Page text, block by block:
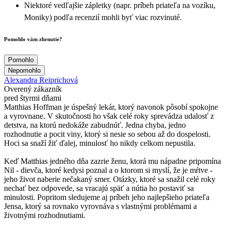
Niektoré vedľajšie zápletky (napr. príbeh priateľa na vozíku,
Moniky) podľa recenzií mohli byť viac rozvinuté.
Pomohlo vám zhrnutie?
Pomohlo
Nepomohlo
Alexandra Reiprichová
Overený zákazník
pred štyrmi dňami
Matthias Hoffman je úspešný lekár, ktorý navonok pôsobí spokojne
a vyrovnane. V skutočnosti ho však celé roky sprevádza udalosť z
detstva, na ktorú nedokáže zabudnúť. Jedna chyba, jedno
rozhodnutie a pocit viny, ktorý si nesie so sebou až do dospelosti.
Hoci sa snaží žiť ďalej, minulosť ho nikdy celkom nepustila.
Keď Matthias jedného dňa zazrie ženu, ktorá mu nápadne pripomína
Nil - dievča, ktoré kedysi poznal a o ktorom si myslí, že je mŕtve -
jeho život naberie nečakaný smer. Otázky, ktoré sa snažil celé roky
nechať bez odpovede, sa vracajú späť a nútia ho postaviť sa
minulosti. Popritom sledujeme aj príbeh jeho najlepšieho priateľa
Jensa, ktorý sa rovnako vyrovnáva s vlastnými problémami a
životnými rozhodnutiami.